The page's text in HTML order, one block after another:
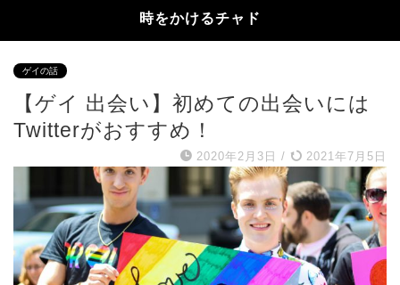
時をかけるチャド
ゲイの話
【ゲイ 出会い】初めての出会いには
Twitterがおすすめ！
2020年2月3日 / 2021年7月5日